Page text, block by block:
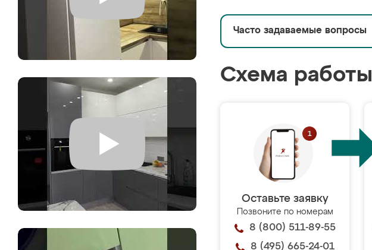
Часто задаваемые вопросы
Схема работы
Оставьте заявку
Позвоните по номерам
8 (800) 511-89-55
8 (495) 665-24-01